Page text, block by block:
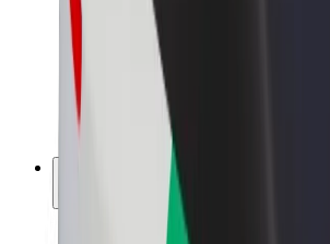
Futár kereset
Bolt Food kereskedők
Franchise-ok